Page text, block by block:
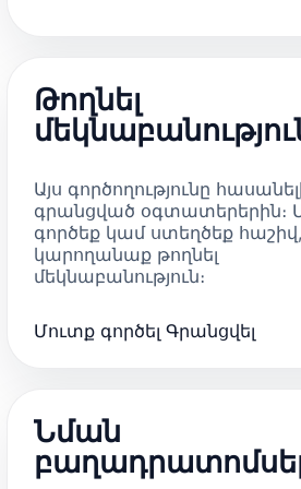
Թողնել
Այս գործողությունը
գրանցված օգտատերերին։
գործեք կամ ստեղծեք
կարողանաք թողնել
մեկնաբանություն։
Մուտք գործել Գրանցվել
Նման